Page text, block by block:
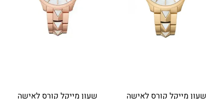
שעון מייקל קורס לאישה שעון מייקל קורס לאישה